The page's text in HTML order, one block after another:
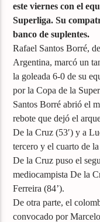
este viernes con el
Superliga. Su
banco de suplentes.
Rafael Santos Borré,
Argentina, marcó un
la goleada 6-0 de su
por la Copa de la
Santos Borré abrió el
rebote que dejó el
De la Cruz (53′) y a
tercero y el cuarto de
De la Cruz puso el
mediocampista De la
Ferreira (84’).
De otra parte, el
convocado por